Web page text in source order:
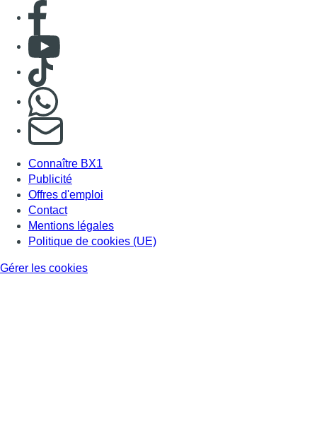
Consulter page Facebook
Consulter Youtube
Consulter TikTok
S'abonner à notre newsletter
Connaître BX1
Publicité
Offres d'emploi
Contact
Mentions légales
Politique de cookies (UE)
Gérer les cookies